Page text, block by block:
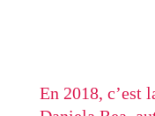
En 2018, c’est